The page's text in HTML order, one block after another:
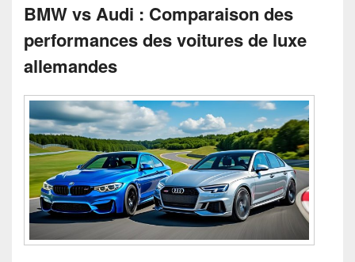
BMW vs Audi : Comparaison des
performances des voitures de luxe
allemandes